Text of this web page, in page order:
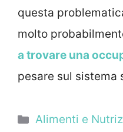
questa
molto
a trovare una
pesare sul sistema
Categorie
Alimenti e